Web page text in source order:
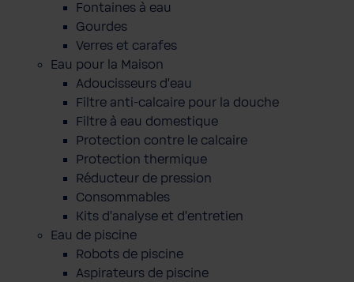
Fontaines à eau
Gourdes
Verres et carafes
Eau pour la Maison
Adoucisseurs d'eau
Filtre anti-calcaire pour la douche
Filtre à eau domestique
Protection contre le calcaire
Protection thermique
Réducteur de pression
Consommables
Kits d'analyse et d'entretien
Eau de piscine
Robots de piscine
Aspirateurs de piscine